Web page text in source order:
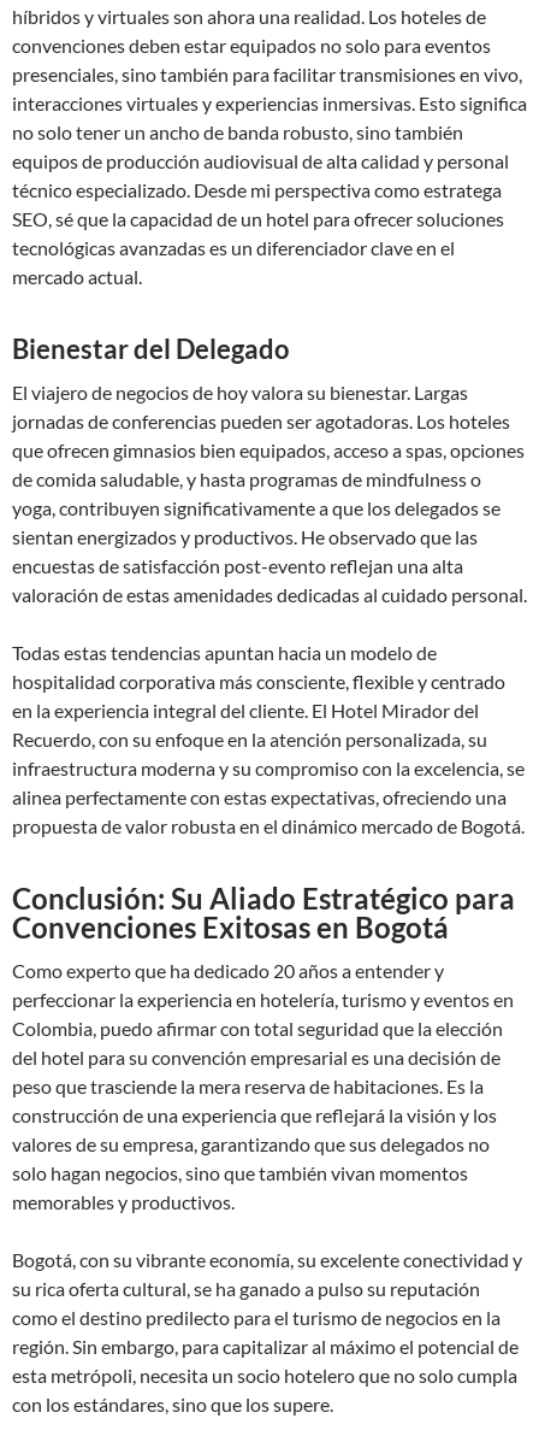
híbridos y virtuales son ahora una realidad. Los hoteles de
convenciones deben estar equipados no solo para eventos
presenciales, sino también para facilitar transmisiones en vivo,
interacciones virtuales y experiencias inmersivas. Esto significa
no solo tener un ancho de banda robusto, sino también
equipos de producción audiovisual de alta calidad y personal
técnico especializado. Desde mi perspectiva como estratega
SEO, sé que la capacidad de un hotel para ofrecer soluciones
tecnológicas avanzadas es un diferenciador clave en el
mercado actual.
Bienestar del Delegado
El viajero de negocios de hoy valora su bienestar. Largas
jornadas de conferencias pueden ser agotadoras. Los hoteles
que ofrecen gimnasios bien equipados, acceso a spas, opciones
de comida saludable, y hasta programas de mindfulness o
yoga, contribuyen significativamente a que los delegados se
sientan energizados y productivos. He observado que las
encuestas de satisfacción post-evento reflejan una alta
valoración de estas amenidades dedicadas al cuidado personal.
Todas estas tendencias apuntan hacia un modelo de
hospitalidad corporativa más consciente, flexible y centrado
en la experiencia integral del cliente. El Hotel Mirador del
Recuerdo, con su enfoque en la atención personalizada, su
infraestructura moderna y su compromiso con la excelencia, se
alinea perfectamente con estas expectativas, ofreciendo una
propuesta de valor robusta en el dinámico mercado de Bogotá.
Conclusión: Su Aliado Estratégico para
Convenciones Exitosas en Bogotá
Como experto que ha dedicado 20 años a entender y
perfeccionar la experiencia en hotelería, turismo y eventos en
Colombia, puedo afirmar con total seguridad que la elección
del hotel para su convención empresarial es una decisión de
peso que trasciende la mera reserva de habitaciones. Es la
construcción de una experiencia que reflejará la visión y los
valores de su empresa, garantizando que sus delegados no
solo hagan negocios, sino que también vivan momentos
memorables y productivos.
Bogotá, con su vibrante economía, su excelente conectividad y
su rica oferta cultural, se ha ganado a pulso su reputación
como el destino predilecto para el turismo de negocios en la
región. Sin embargo, para capitalizar al máximo el potencial de
esta metrópoli, necesita un socio hotelero que no solo cumpla
con los estándares, sino que los supere.